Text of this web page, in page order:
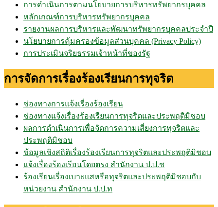
การดำเนินการตามนโยบายการบริหารทรัพยากรบุคคล
หลักเกณฑ์การบริหารทรัพยากรบุคคล
รายงานผลการบริหารและพัฒนาทรัพยากรบุคคลประจำปี
นโยบายการคุ้มครองข้อมูลส่วนบุคคล (Privacy Policy)
การประเมินจริยธรรมเจ้าหน้าที่ของรัฐ
การจัดการเรื่องร้องเรียนการทุจริต
ช่องทางการแจ้งเรื่องร้องเรียน
ช่องทางแจ้งเรื่องร้องเรียนการทุจริตและประพฤติมิชอบ
ผลการดำเนินการเพื่อจัดการความเสี่ยงการทุจริตและ
ประพฤติมิชอบ
ข้อมูลเชิงสถิติเรื่องร้องเรียนการทุจริตและประพฤติมิชอบ
แจ้งเรื่องร้องเรียนโดยตรง สำนักงาน ป.ป.ช
ร้องเรียนเรื่องเบาะแสหรือทุจริตและประพฤติมิชอบกับ
หน่วยงาน สำนักงาน ป.ป.ท